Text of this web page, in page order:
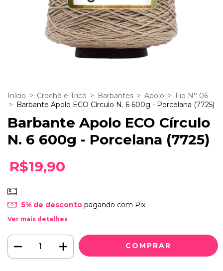
Início > Crochê e Tricô > Barbantes > Apolo > Fio N° 06
> Barbante Apolo ECO Círculo N. 6 600g - Porcelana (7725)
Barbante Apolo ECO Círculo
N. 6 600g - Porcelana (7725)
R$19,90
5% de descontopagando com Pix
Ver mais detalhes